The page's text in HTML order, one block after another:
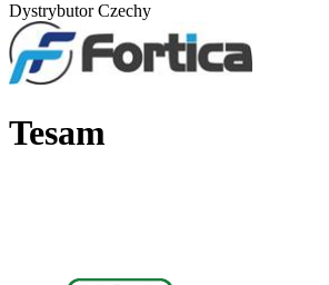
Dystrybutor Czechy
Tesam